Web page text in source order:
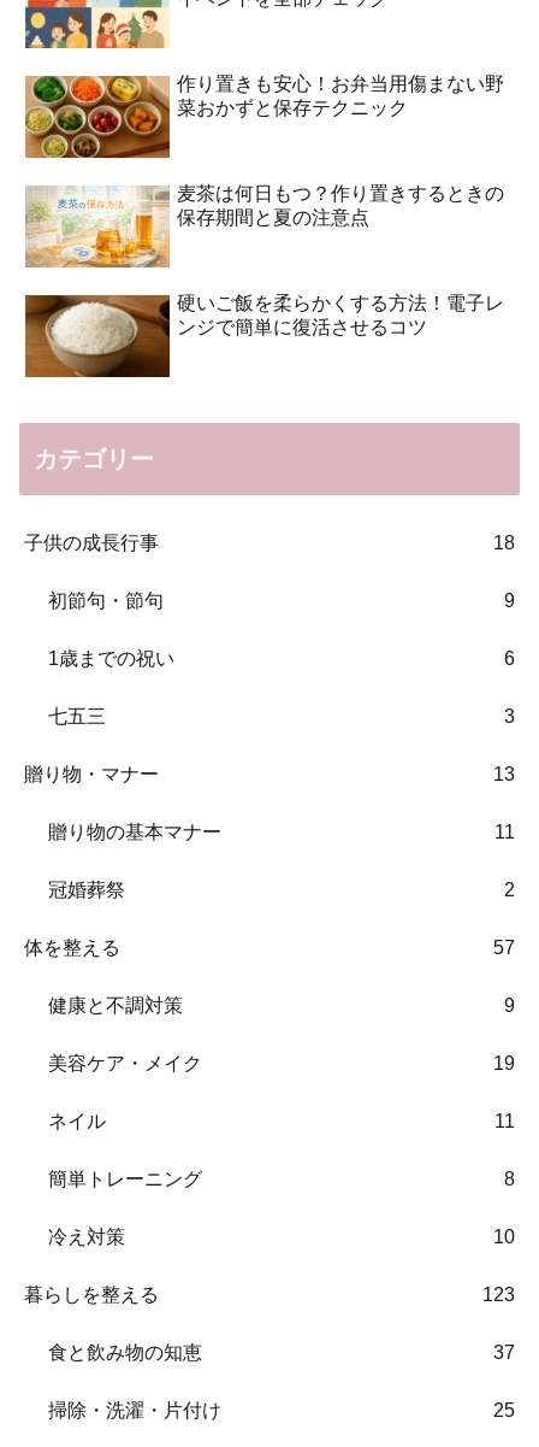
作り置きも安心！お弁当用傷まない野
菜おかずと保存テクニック
麦茶は何日もつ？作り置きするときの
保存期間と夏の注意点
硬いご飯を柔らかくする方法！電子レ
ンジで簡単に復活させるコツ
カテゴリー
子供の成長行事 18
初節句・節句 9
1歳までの祝い 6
七五三 3
贈り物・マナー 13
贈り物の基本マナー 11
冠婚葬祭 2
体を整える 57
健康と不調対策 9
美容ケア・メイク 19
ネイル 11
簡単トレーニング 8
冷え対策 10
暮らしを整える 123
食と飲み物の知恵 37
掃除・洗濯・片付け 25